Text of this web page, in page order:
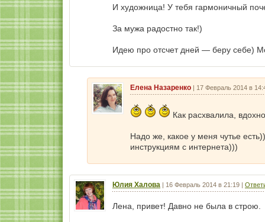
И художница! У тебя гармоничный
За мужа радостно так!)
Идею про отсчет дней — беру себе)
Елена Назаренко | 17 Февраль 2014 в
Как расхвалила,
Надо же, какое у меня чутье
инструкциям с интернета)))
Юлия Халова | 16 Февраль 2014 в 21:19 |
Лена, привет! Давно не была в строю.